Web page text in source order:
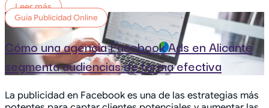
Leer más
Guía Publicidad Online
Cómo una agencia Facebook Ads en Alicante
segmenta audiencias de forma efectiva
La publicidad en Facebook es una de las estrategias más